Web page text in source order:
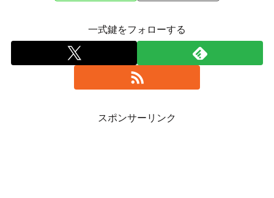
一式鍵をフォローする
スポンサーリンク